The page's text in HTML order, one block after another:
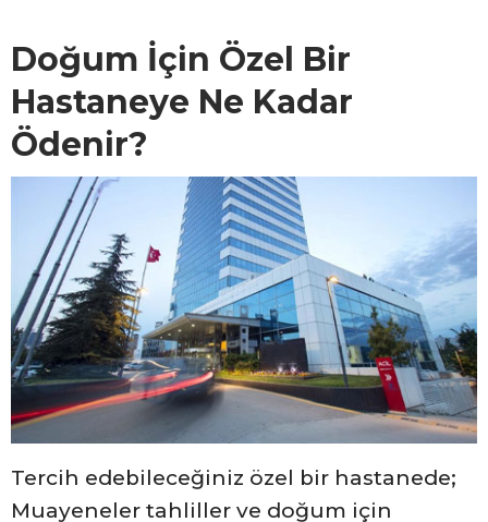
Doğum İçin Özel Bir
Hastaneye Ne Kadar
Ödenir?
Tercih edebileceğiniz özel bir hastanede;
Muayeneler tahliller ve doğum için